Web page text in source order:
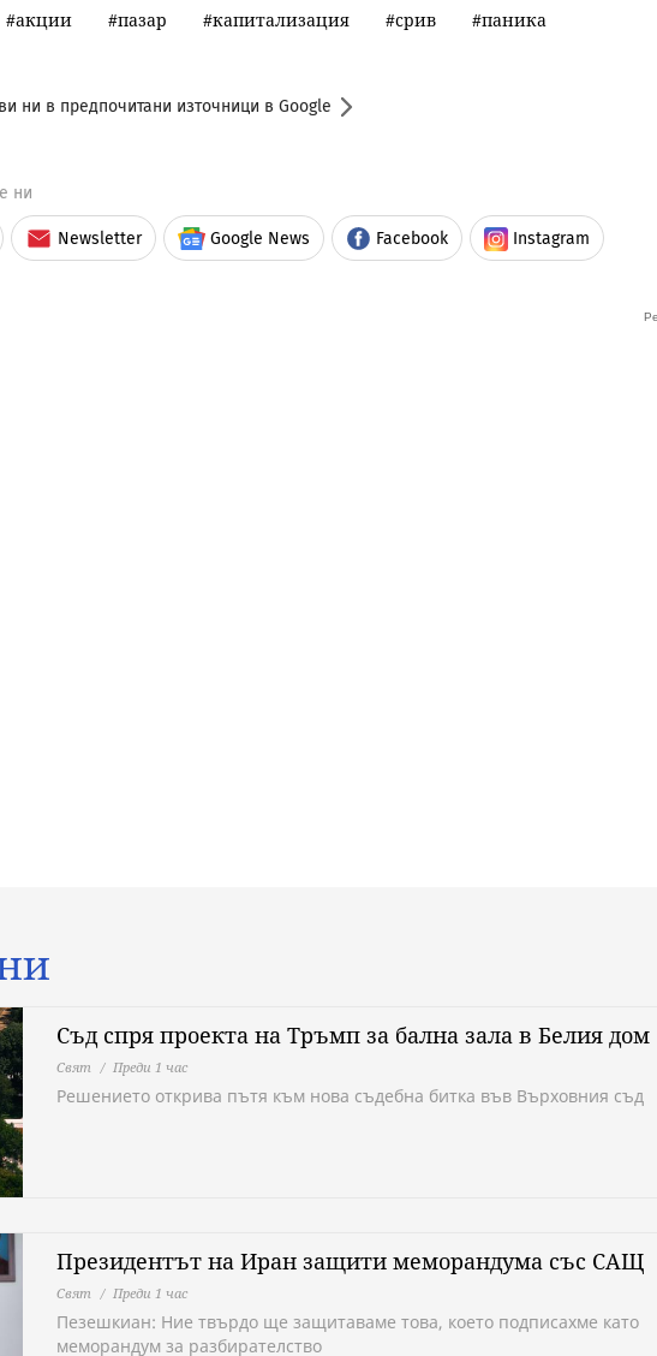
акции пазар капитализация срив паника
ни в предпочитани източници в Google
ни
Newsletter Google News Facebook Instagram
Съд спря проекта на Тръмп за бална зала в Белия дом
Свят Преди 1 час
Решението открива пътя към нова съдебна битка във Върховния съд
Президентът на Иран защити меморандума със САЩ
Свят Преди 1 час
Пезешкиан: Ние твърдо ще защитаваме това, което подписахме като
меморандум за разбирателство